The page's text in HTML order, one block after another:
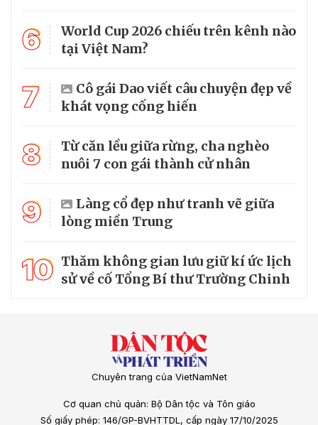
6
World Cup 2026 chiếu trên kênh nào
tại Việt Nam?
7
Cô gái Dao viết câu chuyện đẹp về
khát vọng cống hiến
8
Từ căn lều giữa rừng, cha nghèo
nuôi 7 con gái thành cử nhân
9
Làng cổ đẹp như tranh vẽ giữa
lòng miền Trung
10 Thăm không gian lưu giữ kí ức lịch
sử về cố Tổng Bí thư Trường Chinh
Chuyên trang của VietNamNet
Cơ quan chủ quản: Bộ Dân tộc và Tôn giáo
Số giấy phép: 146/GP-BVHTTDL, cấp ngày 17/10/2025